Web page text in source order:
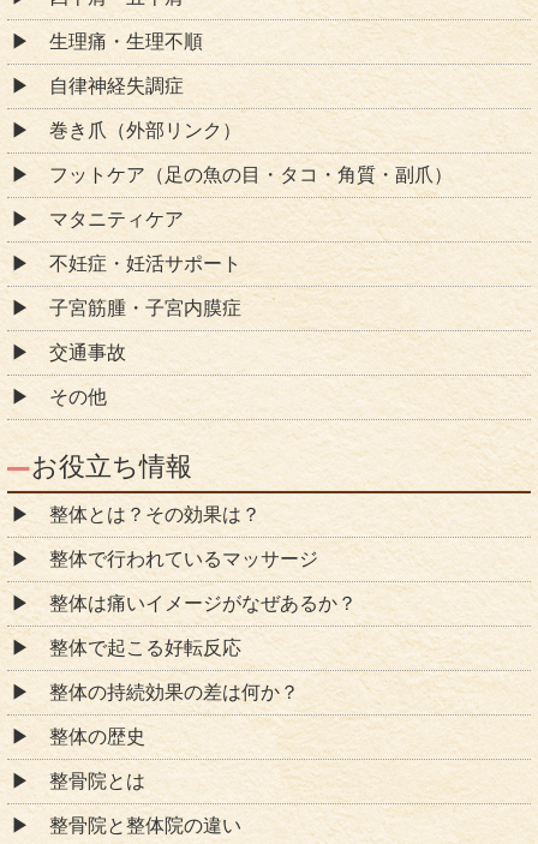
生理痛・生理不順
自律神経失調症
巻き爪（外部リンク）
フットケア（足の魚の目・タコ・角質・副爪）
マタニティケア
不妊症・妊活サポート
子宮筋腫・子宮内膜症
交通事故
その他
お役立ち情報
整体とは？その効果は？
整体で行われているマッサージ
整体は痛いイメージがなぜあるか？
整体で起こる好転反応
整体の持続効果の差は何か？
整体の歴史
整骨院とは
整骨院と整体院の違い